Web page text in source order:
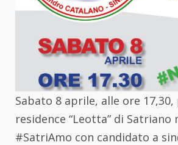
Sabato 8 aprile, alle ore
residence “Leotta” di
#SatriAmo con candidato a